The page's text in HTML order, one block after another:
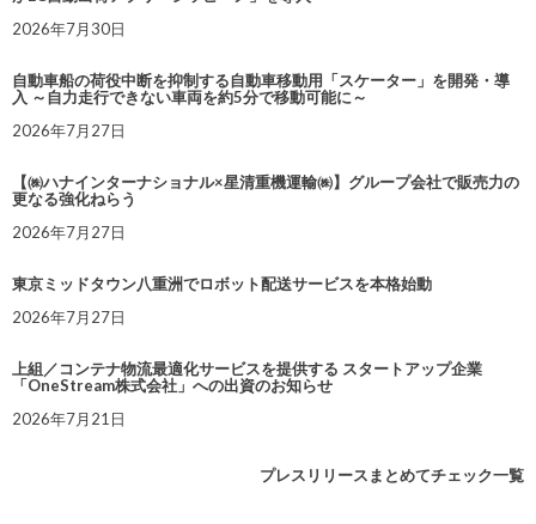
2026年7月30日
自動車船の荷役中断を抑制する自動車移動用「スケーター」を開発・導
入 ～自力走行できない車両を約5分で移動可能に～
2026年7月27日
【㈱ハナインターナショナル×星清重機運輸㈱】グループ会社で販売力の
更なる強化ねらう
2026年7月27日
東京ミッドタウン八重洲でロボット配送サービスを本格始動
2026年7月27日
上組／コンテナ物流最適化サービスを提供する スタートアップ企業
「OneStream株式会社」への出資のお知らせ
2026年7月21日
プレスリリースまとめてチェック一覧